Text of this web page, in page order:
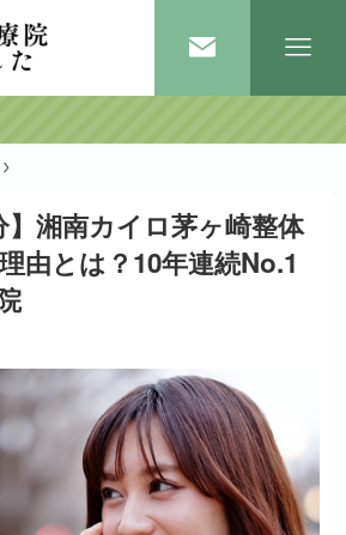
】湘南カイロ茅ヶ崎整体
由とは？10年連続No.1